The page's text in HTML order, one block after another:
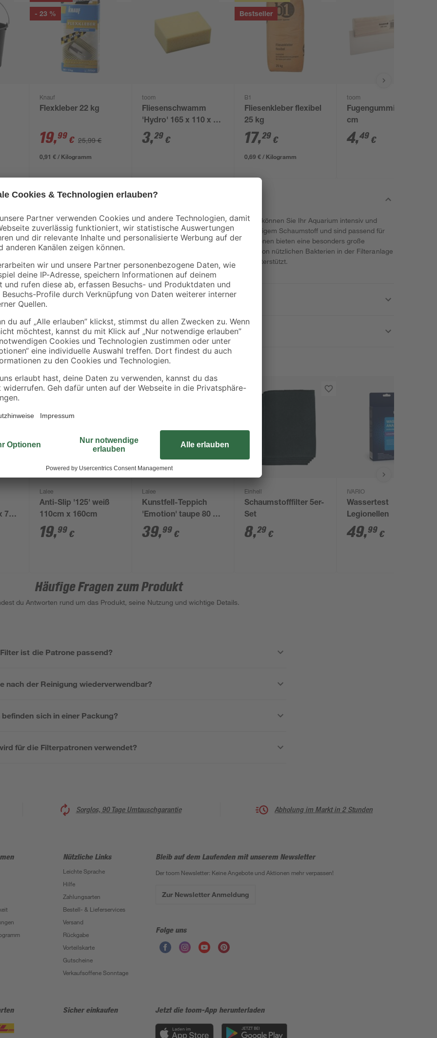
- 23 %
Knauf
Flexkleber 22 kg
19,99 € 25,99 €
0,91 € / Kilogramm
toom
Fliesenschwamm
'Hydro' 165 x 110 x 65
mm
3,29 €
Bestseller
B1
Fliesenkleber flexibel
25 kg
17,29 €
0,69 € / Kilogramm
toom
Fugengummi weiß 20
cm
4,49 €
Mit diesen zwei Filterpatronen der Marke Eheim können Sie Ihr Aquarium intensiv und
mechanisch reinigen. Sie bestehen aus offenporigem Schaumstoff und sind passend für
das Filtersystem "Air Filter” von Eheim. Die Patronen bieten eine besonders große
Filterfläche. Durch die zusätzliche Ansiedelung von nützlichen Bakterien in der Filteranlage
wird eine biologische Klärung des Aquariums unterstützt.
70
Lalee
Anti-Slip '125' weiß
110cm x 160cm
19,99 €
Lalee
Kunstfell-Teppich
'Emotion' taupe 80 x
150 cm
39,99 €
Einhell
Schaumstofffilter 5er-
Set
8,29 €
IVARIO
Wassertest
Legionellen
49,99 €
Häufige Fragen zum Produkt
du Antworten rund um das Produkt, seine Nutzung und wichtige Details.
ist die Patrone passend?
nach der Reinigung wiederverwendbar?
sich in einer Packung?
für die Filterpatronen verwendet?
Sorglos, 90 Tage Umtauschgarantie Abholung im Markt in 2 Stunden
Nützliche Links
Leichte Sprache
Hilfe
Zahlungsarten
Bestell- & Lieferservices
Versand
Rückgabe
Vorteilskarte
Gutscheine
Verkaufsoffene Sonntage
Bleib auf dem Laufenden mit unserem Newsletter
Der toom Newsletter: Keine Angebote und Aktionen mehr verpassen!
Zur Newsletter Anmeldung
Folge uns
Sicher einkaufen Jetzt die toom-App herunterladen